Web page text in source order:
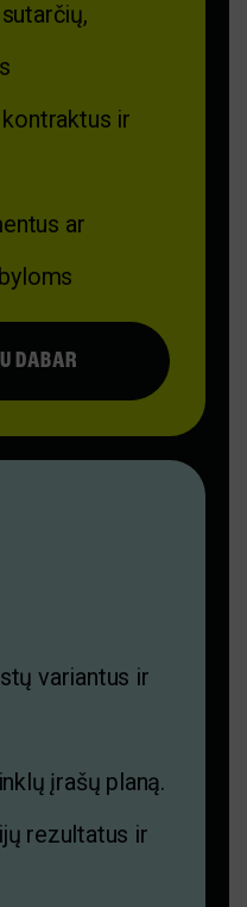
ir
ar
DABAR
variantus ir
įrašų planą.
rezultatus ir